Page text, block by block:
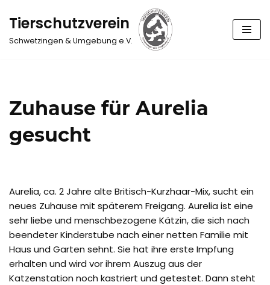
Zum
Inhalt
Tierschutzverein
Schwetzingen & Umgebung e.V.
Zuhause für Aurelia
gesucht
Aurelia, ca. 2 Jahre alte Britisch-Kurzhaar-Mix, sucht ein
neues Zuhause mit späterem Freigang. Aurelia ist eine
sehr liebe und menschbezogene Kätzin, die sich nach
beendeter Kinderstube nach einer netten Familie mit
Haus und Garten sehnt. Sie hat ihre erste Impfung
erhalten und wird vor ihrem Auszug aus der
Katzenstation noch kastriert und getestet. Dann steht